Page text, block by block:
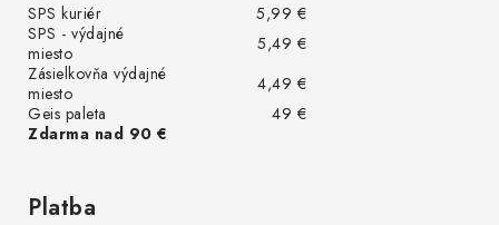
SPS kuriér
5,99 €
SPS - výdajné
miesto
5,49 €
Zásielkovňa výdajné
miesto
4,49 €
Geis paleta
49 €
Zdarma nad 90 €
Platba